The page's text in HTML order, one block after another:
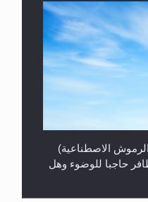
الاصطناعية)
حاجبا للوضوء وهل